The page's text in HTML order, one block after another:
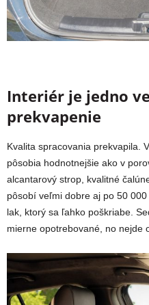
Interiér je jedno
prekvapenie
Kvalita spracovania prekvapila.
pôsobia hodnotnejšie ako v
alcantarový strop, kvalitné
pôsobí veľmi dobre aj po 50
lak, ktorý sa ľahko poškriabe.
mierne opotrebované, no nejde